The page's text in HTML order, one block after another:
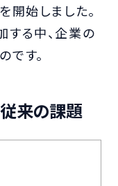
開始しました。
る中、企業の
です。
来の課題